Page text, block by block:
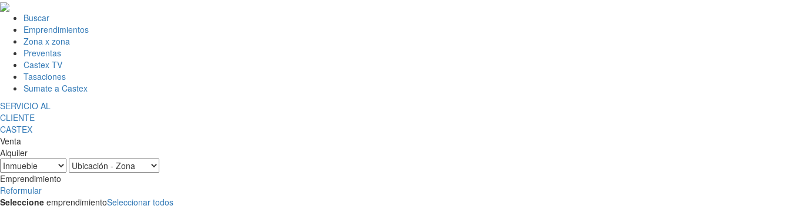
Buscar
Emprendimientos
Zona x zona
Preventas
Castex TV
Tasaciones
Sumate a Castex
SERVICIO AL
CLIENTE
CASTEX
Venta
Alquiler
Emprendimiento
Reformular
Seleccione emprendimientoSeleccionar todos